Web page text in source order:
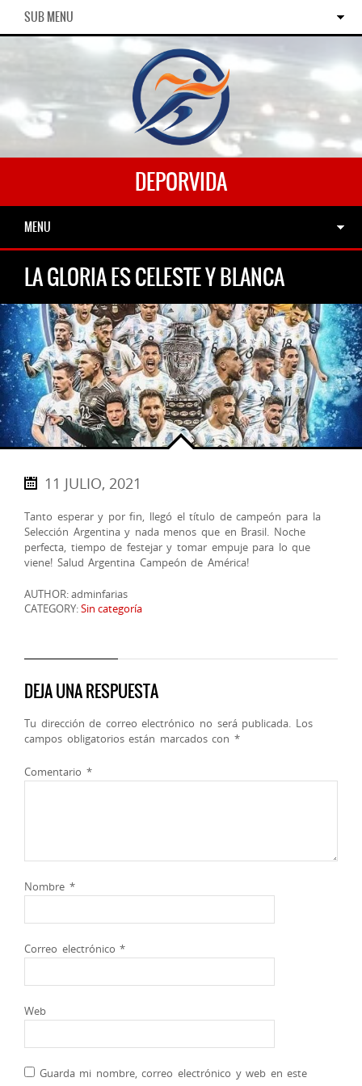
SUB MENU
DEPORVIDA
MENU
LA GLORIA ES CELESTE Y BLANCA
11 JULIO, 2021
Tanto esperar y por fin, llegó el título de campeón para la
Selección Argentina y nada menos que en Brasil. Noche
perfecta, tiempo de festejar y tomar empuje para lo que
viene! Salud Argentina Campeón de América!
AUTHOR: adminfarias
CATEGORY:Sin categoría
DEJA UNA RESPUESTA
Tu dirección de correo electrónico no será publicada. Los
campos obligatorios están marcados con *
Comentario *
Nombre *
Correo electrónico*
Web
Guarda mi nombre, correo electrónico y web en este